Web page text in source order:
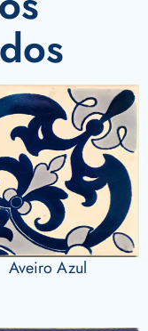
Aveiro Azul